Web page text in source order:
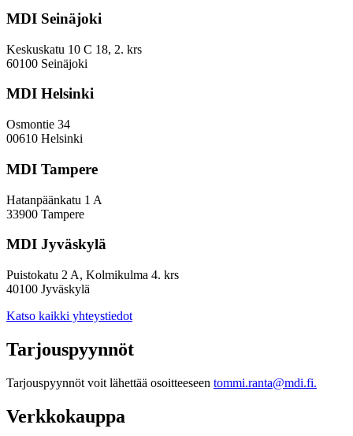
parantaa
EVP-
indeksissä?
MDI Seinäjoki
Keskuskatu 10 C 18, 2. krs
60100 Seinäjoki
MDI Helsinki
Osmontie 34
00610 Helsinki
MDI Tampere
Hatanpäänkatu 1 A
33900 Tampere
MDI Jyväskylä
Puistokatu 2 A, Kolmikulma 4. krs
40100 Jyväskylä
Katso kaikki yhteystiedot
Tarjouspyynnöt
Tarjouspyynnöt voit lähettää osoitteeseen tommi.ranta@mdi.fi.
Verkkokauppa